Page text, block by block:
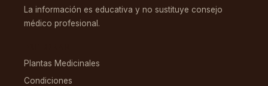
La información es educativa y no sustituye consejo
médico profesional.
Plantas Medicinales
Condiciones